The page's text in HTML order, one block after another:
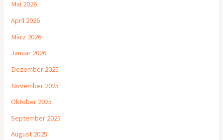
Mai 2026
April 2026
März 2026
Januar 2026
Dezember 2025
November 2025
Oktober 2025
September 2025
August 2025